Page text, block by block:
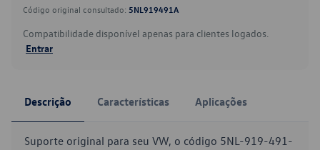
Código original consultado: 5NL919491A
Compatibilidade disponível apenas para clientes logados.
Entrar
Descrição Características Aplicações
Suporte original para seu VW, o código 5NL-919-491-